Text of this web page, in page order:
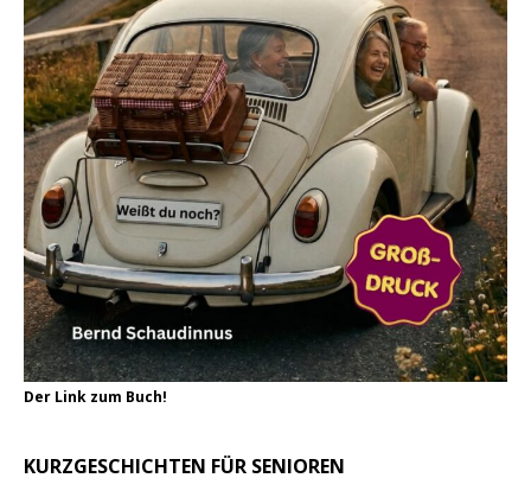
Der Link zum Buch!
KURZGESCHICHTEN FÜR SENIOREN